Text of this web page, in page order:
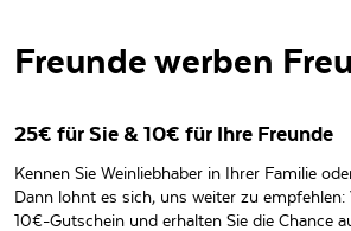
Freunde werben
25€ für Sie & 10€ für Ihre Freunde
Kennen Sie Weinliebhaber in Ihrer Familie
Dann lohnt es sich, uns weiter zu empfehlen:
10€-Gutschein und erhalten Sie die Chance